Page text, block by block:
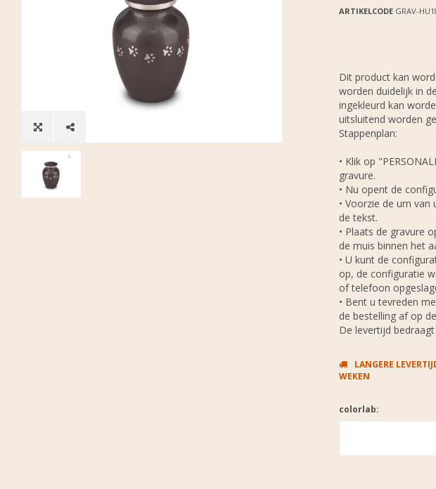
ARTIKELCODEGRAV-
Dit product kan
worden duidelijk in
ingekleurd kan
uitsluitend worden
Stappenplan:
• Klik op
gravure.
• Nu opent de
• Voorzie de urn
de tekst.
• Plaats de gravure
de muis binnen het
• U kunt de
op, de configuratie
of telefoon
• Bent u tevreden
de bestelling af op
De levertijd
LANGERE
WEKEN
colorlab: